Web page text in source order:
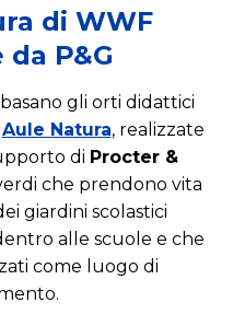
di WWF
P&G
gli orti didattici
Aule Natura, realizzate
di Procter &
che prendono vita
giardini scolastici
alle scuole e che
come luogo di